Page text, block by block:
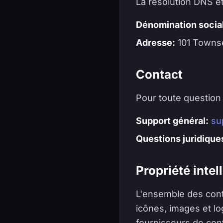
Dénomination
Adresse: 101
Contact
Pour toute
Support général:
Questions
Propriété
L'ensemble des
icônes, images et